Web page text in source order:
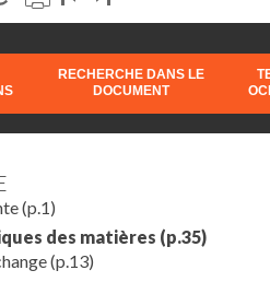
RECHERCHE DANS LE
DOCUMENT
(p.1)
des matières (p.35)
(p.13)